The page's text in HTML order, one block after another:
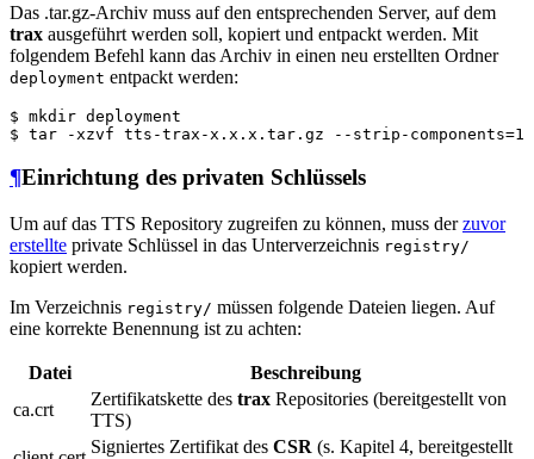
Das .tar.gz-Archiv muss auf den entsprechenden Server, auf dem
trax ausgeführt werden soll, kopiert und entpackt werden. Mit
folgendem Befehl kann das Archiv in einen neu erstellten Ordner
deployment entpackt werden:
$ mkdir deployment
$ tar -xzvf tts-trax-x.x.x.tar.gz --strip-components=1
¶Einrichtung des privaten Schlüssels
Um auf das TTS Repository zugreifen zu können, muss derzuvor
erstellte private Schlüssel in das Unterverzeichnis registry/
kopiert werden.
Im Verzeichnis registry/ müssen folgende Dateien liegen. Auf
eine korrekte Benennung ist zu achten:
Datei
Beschreibung
ca.crt
Zertifikatskette des trax Repositories (bereitgestellt von
TTS)
Signiertes Zertifikat des CSR (s. Kapitel 4, bereitgestellt